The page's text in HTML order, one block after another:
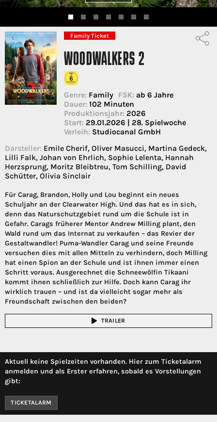
Family Ticket
WOODWALKERS 2
Genre: Family FSK: ab 6 Jahre
Dauer: 102 Minuten
Produktionsjahr: 2026
Start: 29.01.2026 | 28. Spielwoche
Verleih: Studiocanal GmbH
Darsteller: Emile Cherif, Oliver Masucci, Martina Gedeck,
Lilli Falk, Johan von Ehrlich, Sophie Lelenta, Hannah
Herzsprung, Moritz Bleibtreu, Tom Schilling, David
Schütter, Olivia Sinclair
Für Carag, Brandon, Holly und Lou beginnt ein neues
Schuljahr an der Clearwater High. Und das hat es in sich,
denn das Naturschutzgebiet rund um die Schule ist in
Gefahr. Carags früherer Mentor Andrew Milling plant, den
Wald rund um das Internat zu verkaufen – das Revier der
Gestaltwandler! Puma-Wandler Carag und seine Freunde
versuchen dies mit allen Mitteln zu verhindern, doch Milling
hat einen Spion an der Schule und ist ihnen immer einen
Schritt voraus. Ausgerechnet die Schneewölfin Tikaani
kommt ihnen schließlich zur Hilfe. Doch kann Carag ihr
wirklich trauen – und ist da vielleicht sogar mehr als
Freundschaft zwischen den beiden?
TRAILER
Aktuell keine Spielzeiten vorhanden. Hier zum Ticketalarm
anmelden und als Erster erfahren, sobald es Vorstellungen
gibt:
TICKETALARM